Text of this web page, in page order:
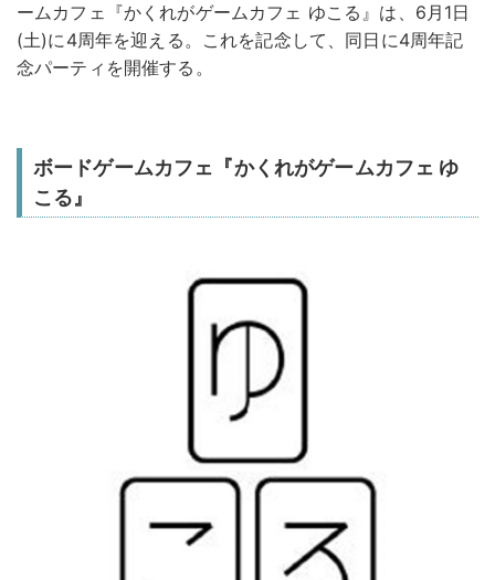
ームカフェ『かくれがゲームカフェ ゆこる』は、6月1日
(土)に4周年を迎える。これを記念して、同日に4周年記
念パーティを開催する。
ボードゲームカフェ『かくれがゲームカフェ ゆ
こる』